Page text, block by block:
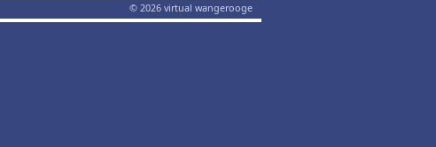
© 2026 virtual wangerooge